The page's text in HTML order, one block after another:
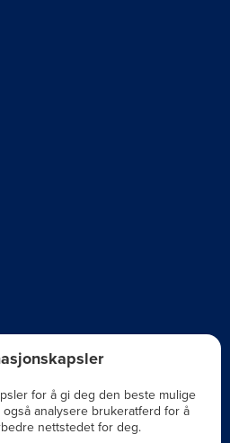
for å gi deg den beste mulige
analysere brukeratferd for å
nettstedet for deg.